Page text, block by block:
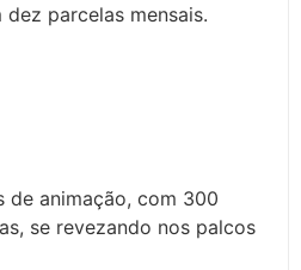
parcelas mensais.
de animação, com 300
se revezando nos palcos